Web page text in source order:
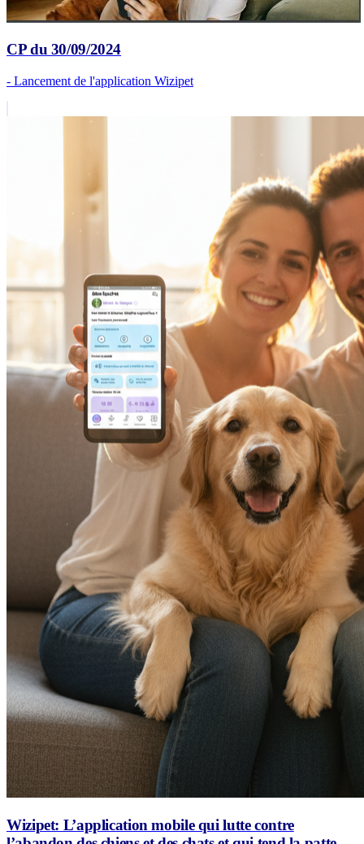
CP du 30/09/2024
- Lancement de l'application Wizipet
Wizipet: L’application mobile qui lutte contre